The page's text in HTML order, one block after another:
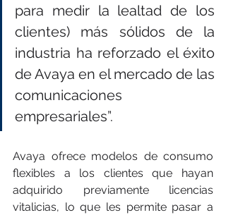
para medir la lealtad de los
clientes) más sólidos de la
industria ha reforzado el éxito
de Avaya en el mercado de las
comunicaciones
empresariales”.
Avaya ofrece modelos de consumo
flexibles a los clientes que hayan
adquirido previamente licencias
vitalicias, lo que les permite pasar a